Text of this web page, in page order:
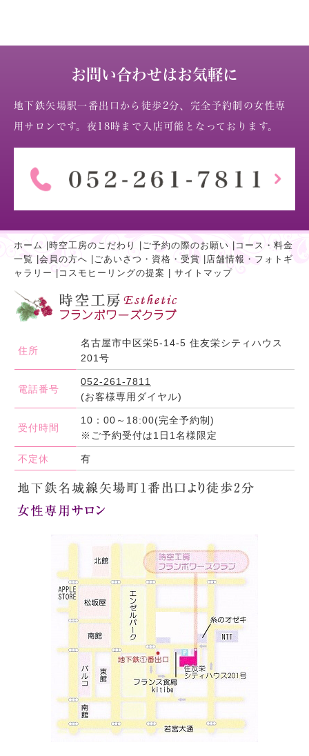
お問い合わせはお気軽に
地下鉄矢場駅一番出口から徒歩2分、完全予約制の女性専
用サロンです。夜18時まで入店可能となっております。
ホーム 時空工房のこだわり ご予約の際のお願い
コース・料金
一覧
会員の方へ ごあいさつ・資格・受賞
店舗情報・フォトギ
ャラリー
コスモヒーリングの提案 サイトマップ
住所
名古屋市中区栄5-14-5 住友栄シティハウス
201号
電話番号
052-261-7811
(お客様専用ダイヤル)
受付時間
10：00～18:00(完全予約制)
※ご予約受付は1日1名様限定
不定休 有